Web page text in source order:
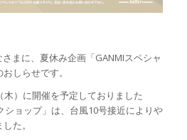
まに、夏休み企画「GANMIスペシャ
しらせです。
）に開催を予定しておりました
ショップ」は、台風10号接近によりや
た。